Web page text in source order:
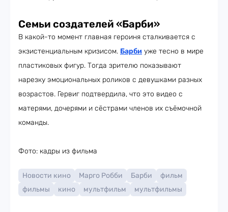
Семьи создателей «Барби»
В какой-то момент главная героиня сталкивается с
экзистенциальным кризисом. Барби уже тесно в мире
пластиковых фигур. Тогда зрителю показывают
нарезку эмоциональных роликов с девушками разных
возрастов. Гервиг подтвердила, что это видео с
матерями, дочерями и сёстрами членов их съёмочной
команды.
Фото: кадры из фильма
Новости кино Марго Робби Барби
фильм
фильмы
кино мультфильм мультфильмы